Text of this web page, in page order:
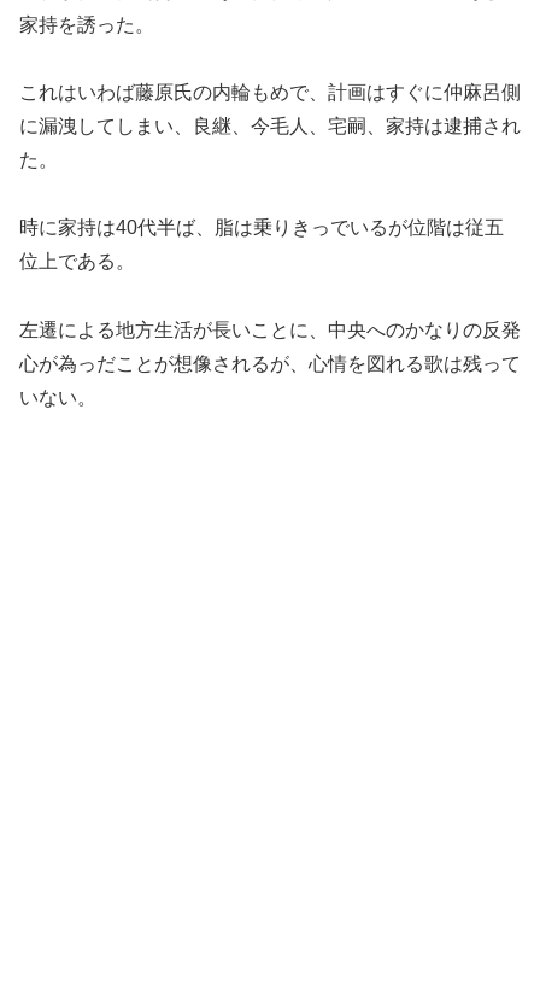
家持を誘った。
これはいわば藤原氏の内輪もめで、計画はすぐに仲麻呂側
に漏洩してしまい、良継、今毛人、宅嗣、家持は逮捕され
た。
時に家持は40代半ば、脂は乗りきっでいるが位階は従五
位上である。
左遷による地方生活が長いことに、中央へのかなりの反発
心が為っだことが想像されるが、心情を図れる歌は残って
いない。